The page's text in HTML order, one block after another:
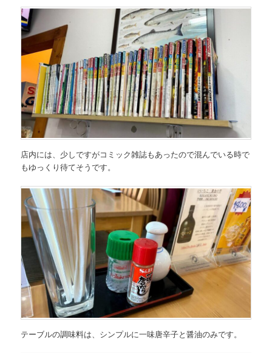
店内には、少しですがコミック雑誌もあったので混んでいる時で
もゆっくり待てそうです。
テーブルの調味料は、シンプルに一味唐辛子と醤油のみです。